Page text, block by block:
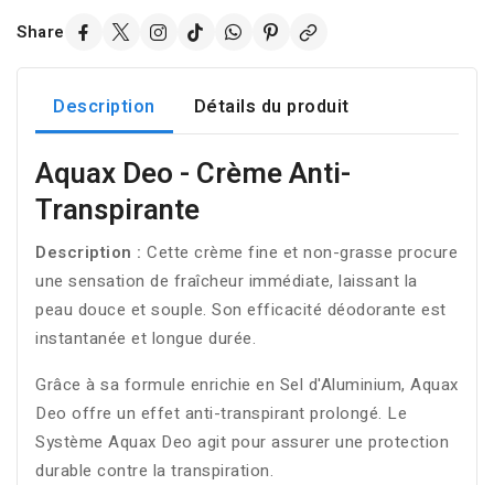
Share
Description Détails du produit
Aquax Deo - Crème Anti-
Transpirante
Description : Cette crème fine et non-grasse procure
une sensation de fraîcheur immédiate, laissant la
peau douce et souple. Son efficacité déodorante est
instantanée et longue durée.
Grâce à sa formule enrichie en Sel d'Aluminium, Aquax
Deo offre un effet anti-transpirant prolongé. Le
Système Aquax Deo agit pour assurer une protection
durable contre la transpiration.